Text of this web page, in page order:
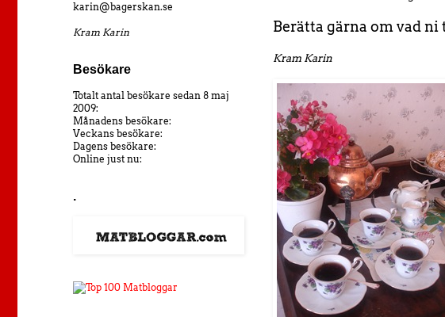
Berätta gärna om vad
Kram Karin
karin@bagerskan.se
Kram Karin
Besökare
Totalt antal besökare sedan 8 maj
2009:
Månadens besökare:
Veckans besökare:
Dagens besökare:
Online just nu:
.